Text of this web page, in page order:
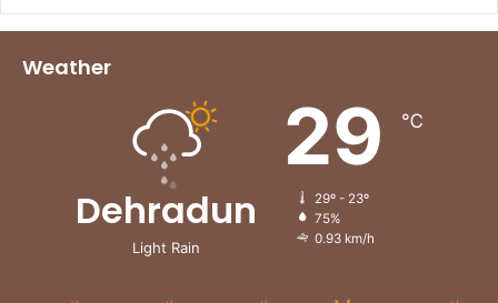
Weather
Dehradun
Light Rain
29 ℃
29º - 23º
75%
0.93 km/h